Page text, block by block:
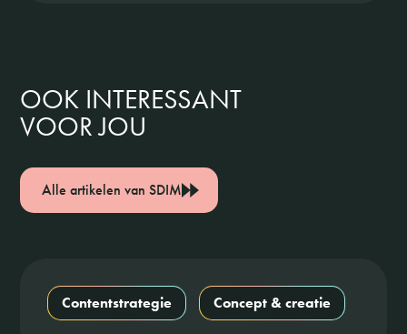
OOK INTERESSANT
VOOR JOU
Alle artikelen van SDIM
Contentstrategie Concept & creatie